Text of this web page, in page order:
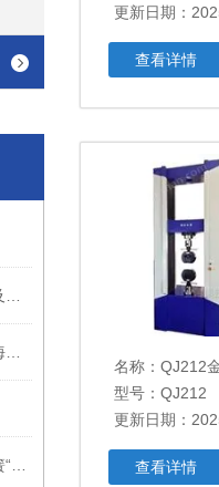
更新日期：
查看详情
名称： QJ212
型号：QJ212
更新日期：
查看详情